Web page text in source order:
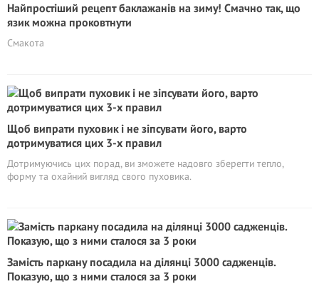
Найпростіший рецепт баклажанів на зиму! Смачно так, що
язик можна проковтнути
Смакота
Щоб випрати пуховик і не зіпсувати його, варто
дотримуватися цих 3-х правил
Дотримуючись цих порад, ви зможете надовго зберегти тепло,
форму та охайний вигляд свого пуховика.
Замість паркану посадила на ділянці 3000 садженців.
Показую, що з ними сталося за 3 роки